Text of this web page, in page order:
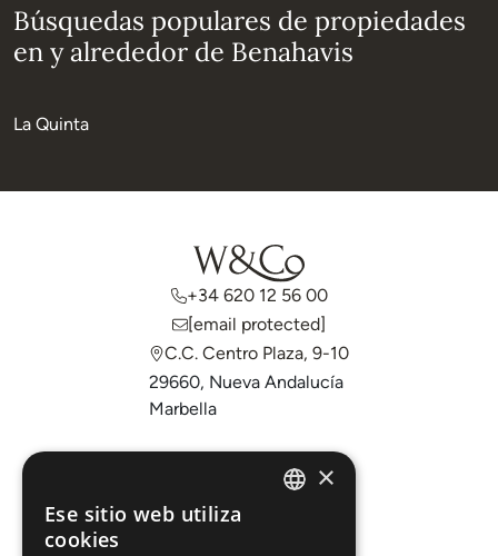
Búsquedas populares de propiedades
en y alrededor de Benahavis
La Quinta
+34 620 12 56 00
[email protected]
C.C. Centro Plaza, 9-10
29660, Nueva Andalucía
Marbella
×
Ese sitio web utiliza
cookies